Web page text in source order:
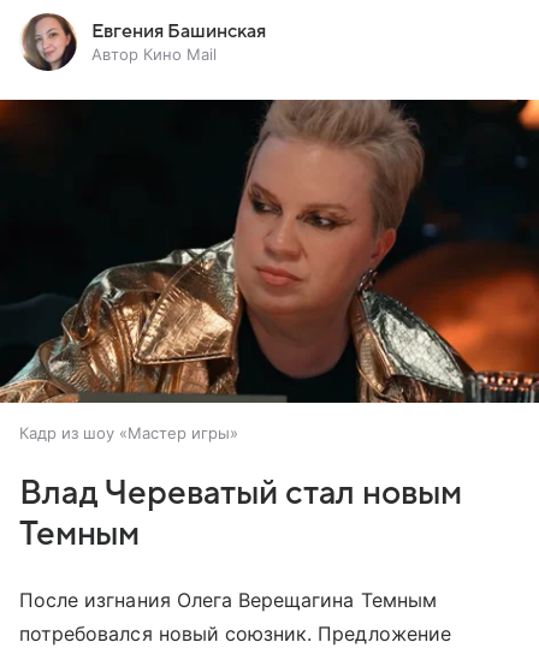
Евгения Башинская
Автор Кино Mail
Кадр из шоу «Мастер игры»
Влад Череватый стал новым
Темным
После изгнания Олега Верещагина Темным
потребовался новый союзник. Предложение